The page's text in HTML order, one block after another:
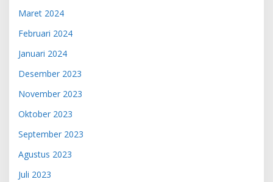
Maret 2024
Februari 2024
Januari 2024
Desember 2023
November 2023
Oktober 2023
September 2023
Agustus 2023
Juli 2023